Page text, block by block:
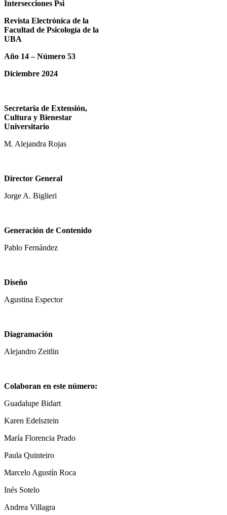
Intersecciones Psi
Revista Electrónica de la
Facultad de Psicología de la
UBA
Año 14 – Número 53
Diciembre 2024
Secretaria de Extensión,
Cultura y Bienestar
Universitario
M. Alejandra Rojas
Director General
Jorge A. Biglieri
Generación de Contenido
Pablo Fernández
Diseño
Agustina Espector
Diagramación
Alejandro Zeitlin
Colaboran en este número:
Guadalupe Bidart
Karen Edelsztein
María Florencia Prado
Paula Quinteiro
Marcelo Agustín Roca
Inés Sotelo
Andrea Villagra